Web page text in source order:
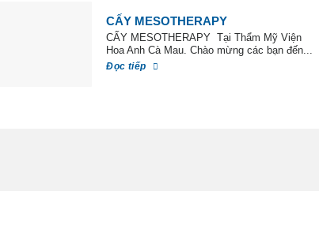
CẤY MESOTHERAPY
CẤY MESOTHERAPY Tại Thẩm Mỹ Viện
Hoa Anh Cà Mau. Chào mừng các bạn đến...
Đọc tiếp